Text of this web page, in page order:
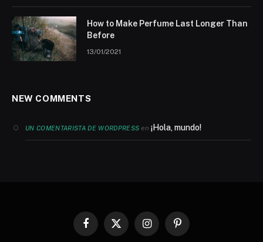
How to Make Perfume Last Longer Than
Before
13/01/2021
NEW COMMENTS
UN COMENTARISTA DE WORDPRESS en¡Hola, mundo!
Facebook
X
InstagramPinterest